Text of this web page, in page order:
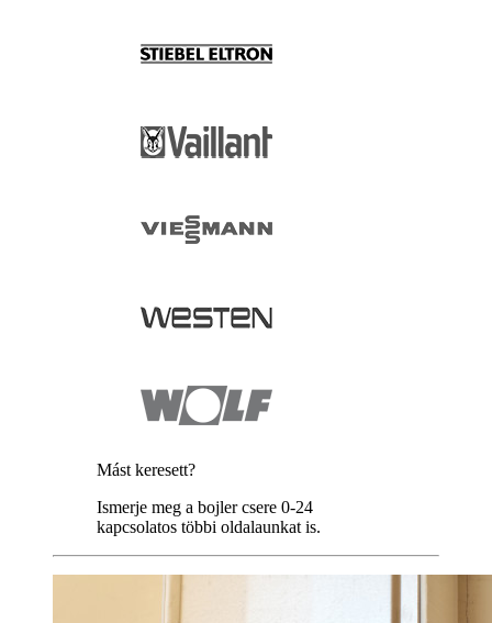
Mást keresett?
Ismerje meg a bojler csere 0-24
kapcsolatos többi oldalaunkat is.